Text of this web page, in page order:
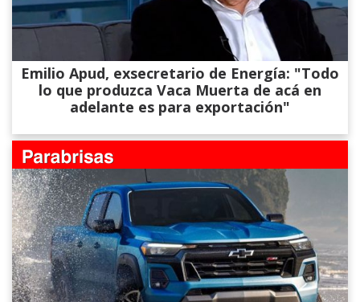
Emilio Apud, exsecretario de Energía: "Todo
lo que produzca Vaca Muerta de acá en
adelante es para exportación"